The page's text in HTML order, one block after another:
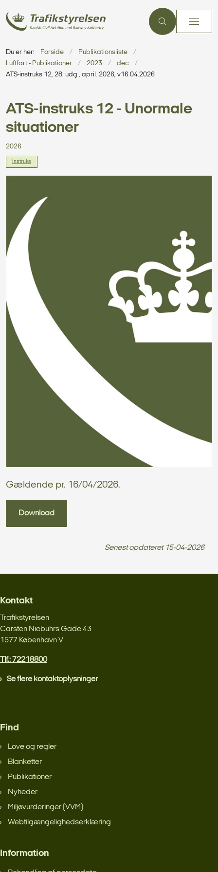
Du er her: Forside
Publikationsliste
Luftfart - Publikationer
2023
dec
ATS-instruks 12, 28. udg., april. 2026, v16.04.2026
ATS-instruks 12 - Unormale
situationer
2026
Instruks
Gældende pr. 16/04/2026.
Download
Senest opdateret 15-04-2026
Kontakt
Trafikstyrelsen
Carsten Niebuhrs Gade 43
1577 København V
Tlf.: 72218800
Se flere kontaktoplysninger
Find
Love og regler
Blanketter
Publikationer
Nyheder
Miljøvurderinger (VVM)
Webtilgængelighedserklæring
Information